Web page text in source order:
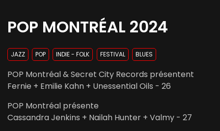
POP MONTRÉAL 2024
JAZZ POP INDIE - FOLK FESTIVAL BLUES
POP Montréal & Secret City Records présentent
Fernie + Emilie Kahn + Unessential Oils - 26
POP Montréal présente
Cassandra Jenkins + Nailah Hunter + Valmy - 27